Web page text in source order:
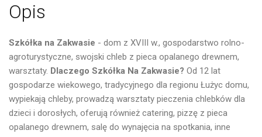
Opis
Szkółka na Zakwasie - dom z XVIII w., gospodarstwo rolno-
agroturystyczne, swojski chleb z pieca opalanego drewnem,
warsztaty. Dlaczego Szkółka Na Zakwasie? Od 12 lat
gospodarze wiekowego, tradycyjnego dla regionu Łużyc domu,
wypiekają chleby, prowadzą warsztaty pieczenia chlebków dla
dzieci i dorosłych, oferują również catering, pizzę z pieca
opalanego drewnem, salę do wynajęcia na spotkania, inne